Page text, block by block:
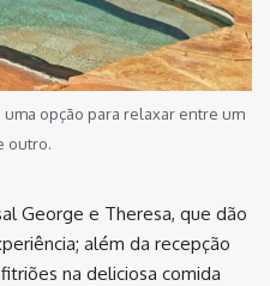
opção para relaxar entre um
outro.
George e Theresa, que dão
além da recepção
na deliciosa comida